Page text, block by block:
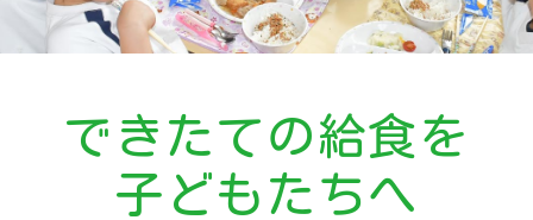
・園からのお便り
・動画
お知らせ
・ニュース
できたての給食を
子どもたちへ